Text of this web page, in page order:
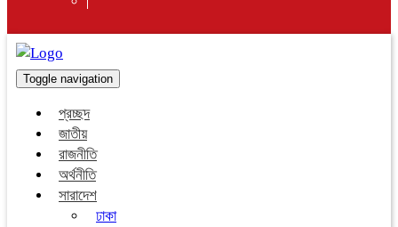
Toggle navigation
প্রচ্ছদ
জাতীয়
রাজনীতি
অর্থনীতি
সারাদেশ
ঢাকা